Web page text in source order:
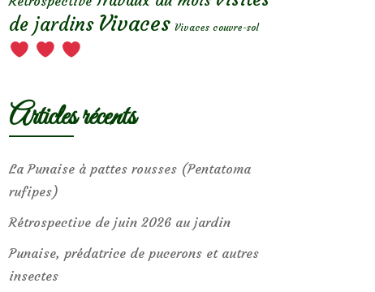
de jardins Vivaces Vivaces couvre-sol
Articles récents
La Punaise à pattes rousses (Pentatoma
rufipes)
Rétrospective de juin 2026 au jardin
Punaise, prédatrice de pucerons et autres
insectes